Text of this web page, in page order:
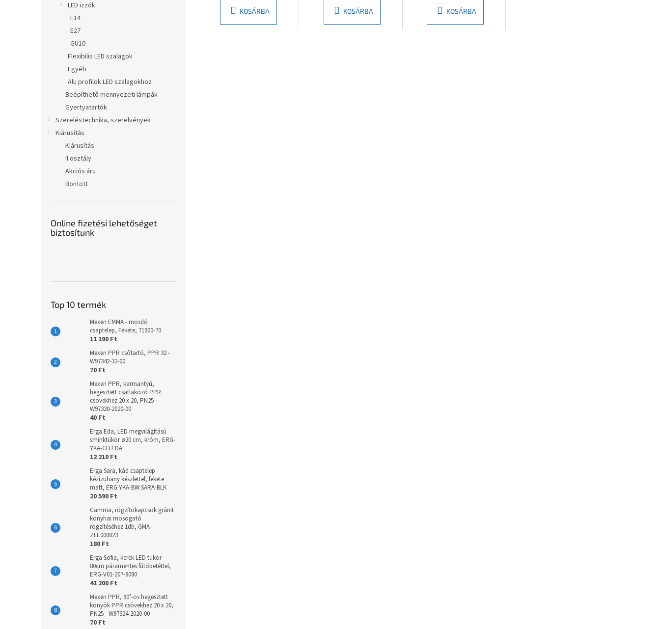
LED izzók
E14
E27
GU10
Flexibilis LED szalagok
Egyéb
Alu profilok LED szalagokhoz
Beépíthető mennyezeti lámpák
Gyertyatartók
Szereléstechnika, szerelvények
Kiárusítás
Kiárusítás
II.osztály
Akciós áru
Bontott
Online fizetési lehetőséget
biztosítunk
Top 10 termék
Mexen EMMA - mosdó
csaptelep, Fekete, 71900-70
11 190 Ft
Mexen PPR csőtartó, PPR 32 -
W97342-32-00
70 Ft
Mexen PPR, karmantyú,
hegesztett csatlakozó PPR
csövekhez 20 x 20, PN25 -
W97320-2020-00
40 Ft
Erga Eda, LED megvilágítású
sminktükör ø20 cm, króm, ERG-
YKA-CH.EDA
12 210 Ft
Erga Sara, kád csaptelep
kézizuhany készlettel, fekete
matt, ERG-YKA-BW.SARA-BLK
20 590 Ft
Gamma, rögzítokapcsok gránit
konyhai mosogató
rögzítéséhez 1db, GMA-
ZLE000023
180 Ft
Erga Sofia, kerek LED tükör
80cm páramentes fűtőbetéttel,
ERG-V01-207-8080
41 200 Ft
Mexen PPR, 90°-os hegesztett
könyök PPR csövekhez 20 x 20,
PN25 - W97324-2020-00
70 Ft
KOSÁRBA KOSÁRBA KOSÁRBA